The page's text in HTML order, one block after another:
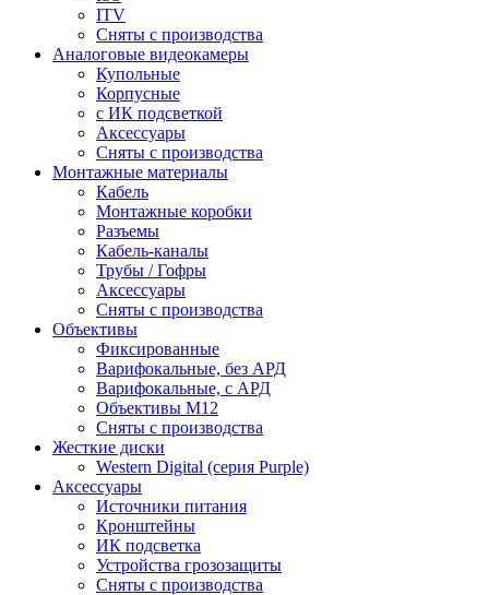
ITV
Сняты с производства
Аналоговые видеокамеры
Купольные
Корпусные
c ИК подсветкой
Аксессуары
Сняты с производства
Монтажные материалы
Кабель
Монтажные коробки
Разъемы
Кабель-каналы
Трубы / Гофры
Аксессуары
Сняты с производства
Объективы
Фиксированные
Варифокальные, без АРД
Варифокальные, с АРД
Объективы M12
Сняты с производства
Жесткие диски
Western Digital (серия Purple)
Аксессуары
Источники питания
Кронштейны
ИК подсветка
Устройства грозозащиты
Сняты с производства